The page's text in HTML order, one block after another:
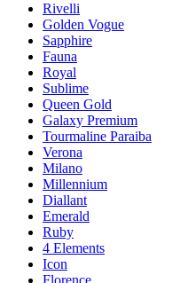
Rivelli
Golden Vogue
Sapphire
Fauna
Royal
Sublime
Queen Gold
Galaxy Premium
Tourmaline Paraiba
Verona
Milano
Millennium
Diallant
Emerald
Ruby
4 Elements
Icon
Florence